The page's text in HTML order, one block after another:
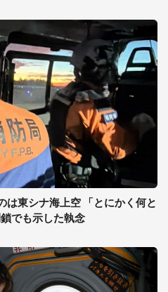
は東シナ海上空 「とにかく何と
でも示した執念